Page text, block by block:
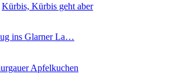
Kürbis, Kürbis geht aber
ins Glarner La…
Apfelkuchen